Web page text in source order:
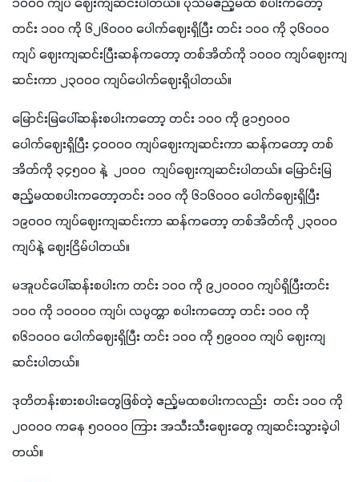
၁၀၀၀ ကျပ် ဈေးကျဆင်းပါတယ်။ ပုသိမ်ဧည့်မထ စပါးကတော့
တင်း ၁၀၀ ကို ၆၂၆၀၀၀ ပေါက်ဈေးရှိပြီး တင်း ၁၀၀ ကို ၃၆၀၀၀
ကျပ် ဈေးကျဆင်းပြီးဆန်ကတော့ တစ်အိတ်ကို ၁၀၀၀ ကျပ်ဈေးကျ
ဆင်းကာ ၂၃၀၀၀ ကျပ်ပေါက်ဈေးရှိပါတယ်။
မြောင်းမြပေါ်ဆန်းစပါးကတော့ တင်း ၁၀၀ ကို ၉၁၅၀၀၀
ပေါက်ဈေးရှိပြီး ၄၀၀၀၀ ကျပ်ဈေးကျဆင်းကာ ဆန်ကတော့ တစ်
အိတ်ကို ၃၄၅၀၀ နဲ့  ၂၀၀၀  ကျပ်ဈေးကျဆင်းပါတယ်။ မြောင်းမြ
ဧည့်မထစပါးကတော့တင်း ၁၀၀ ကို ၆၁၆၀၀၀ ပေါက်ဈေးရှိပြီး
၁၉၀၀၀ ကျပ်ဈေးကျဆင်းကာ ဆန်ကတော့ တစ်အိတ်ကို ၂၃၀၀၀
ကျပ်နဲ့ ဈေးငြိမ်ပါတယ်။
မအူပင်ပေါ်ဆန်းစပါးက တင်း ၁၀၀ ကို ၉၂၀၀၀၀ ကျပ်ရှိပြီးတင်း
၁၀၀ ကို ၁၀၀၀၀ ကျပ်၊ လပ္ပတ္တာ စပါးကတော့ တင်း ၁၀၀ ကို
၈၆၁၀၀၀ ပေါက်ဈေးရှိပြီး တင်း ၁၀၀ ကို ၅၉၀၀၀ ကျပ် ဈေးကျ
ဆင်းပါတယ်။
ဒုတိတန်းစားစပါးတွေဖြစ်တဲ့ ဧည့်မထစပါးကလည်း  တင်း ၁၀၀ ကို
၂၀၀၀၀ ကနေ ၅၀၀၀၀ ကြား အသီးသီးဈေးတွေ ကျဆင်းသွားခဲ့ပါ
တယ်။